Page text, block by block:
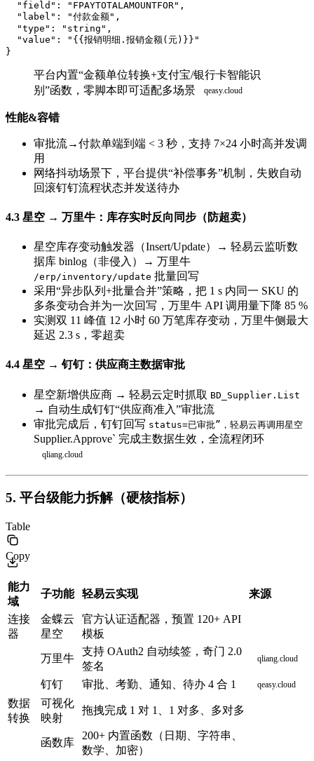
"field" : "FPAYTOTALAMOUNTFOR" ,
"label" : "付款金额" ,
"type" : "string" ,
"value" :
"{{报销明细.报销金额(元)}}"
}
平台内置“金额单位转换+支付宝/银行卡智能识
别”函数，零脚本即可适配多场景
性能&容错
审批流→付款单端到端 < 3 秒，支持 7×24 小时高并发调
用
网络抖动场景下，平台提供“补偿事务”机制，失败自动
回滚钉钉流程状态并发送待办
4.3 星空 → 万里牛：库存实时反向同步（防超卖）
星空库存变动触发器（Insert/Update）→ 轻易云监听数
据库 binlog（非侵入）→ 万里牛
/erp/inventory/update 批量回写
采用“异步队列+批量合并”策略，把 1 s 内同一 SKU 的
多条变动合并为一次回写，万里牛 API 调用量下降 85 %
实测双 11 峰值 12 小时 60 万笔库存变动，万里牛侧最大
延迟 2.3 s，零超卖
4.4 星空 → 钉钉：供应商主数据审批
星空新增供应商 → 轻易云定时抓取 BD_Supplier.List
→ 自动生成钉钉“供应商准入”审批流
审批完成后，钉钉回写 status=已审批”，轻易云再调用星空
Supplier.Approve` 完成主数据生效，全流程闭环
5. 平台级能力拆解（硬核指标）
Table
Copy
能力
域
子功能 轻易云实现 来源
连接
器
金蝶云
星空
官方认证适配器，预置 120+ API
模板
万里牛
支持 OAuth2 自动续签，奇门 2.0
签名
钉钉
审批、考勤、通知、待办 4 合 1
数据
转换
可视化
映射
拖拽完成 1 对 1、1 对多、多对多
函数库
200+ 内置函数（日期、字符串、
数学、加密）